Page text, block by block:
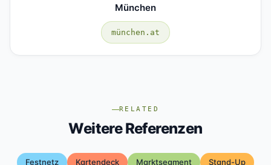
München
münchen.at
RELATED
Weitere Referenzen
Festnetz Kartendeck Marktsegment Stand-Up